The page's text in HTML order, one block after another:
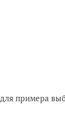
примера